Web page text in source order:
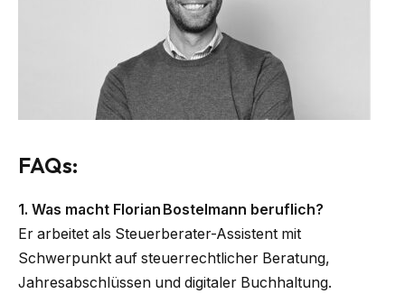
FAQs:
1. Was macht Florian Bostelmann beruflich?
Er arbeitet als Steuerberater-Assistent mit
Schwerpunkt auf steuerrechtlicher Beratung,
Jahresabschlüssen und digitaler Buchhaltung.